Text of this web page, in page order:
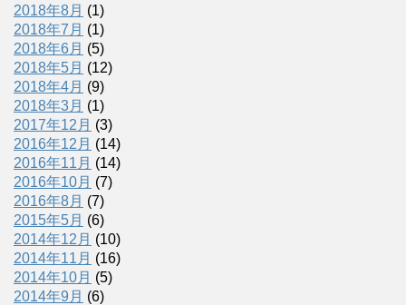
2018年8月 (1)
2018年7月 (1)
2018年6月 (5)
2018年5月 (12)
2018年4月 (9)
2018年3月 (1)
2017年12月 (3)
2016年12月 (14)
2016年11月 (14)
2016年10月 (7)
2016年8月 (7)
2015年5月 (6)
2014年12月 (10)
2014年11月 (16)
2014年10月 (5)
2014年9月 (6)